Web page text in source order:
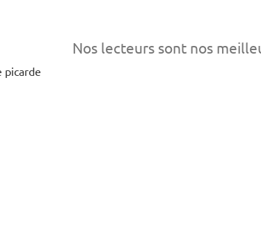
picarde
Nos lecteurs sont nos